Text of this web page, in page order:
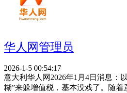
华人网管理员
2026-1-5 00:54:17
意大利华人网2026年1月4日消息：
糊”来躲增值税，基本没戏了。随着